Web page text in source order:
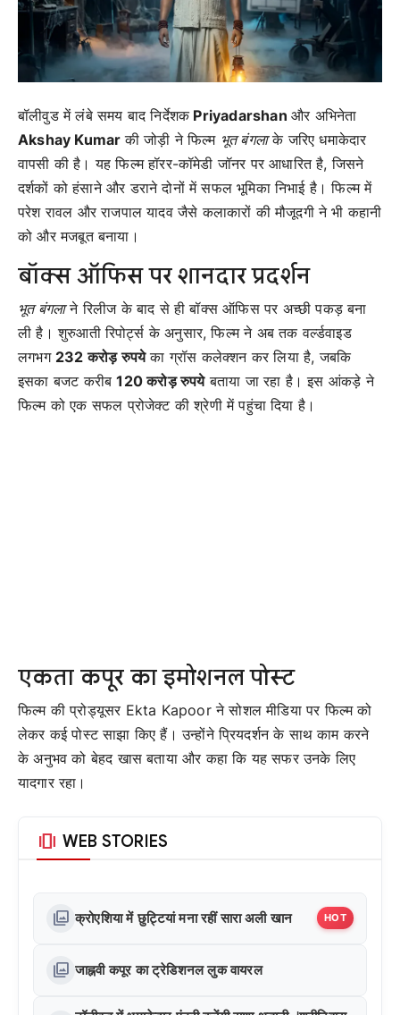
बॉलीवुड में लंबे समय बाद निर्देशक Priyadarshan और अभिनेता
Akshay Kumar की जोड़ी ने फिल्म भूत बंगलाके जरिए धमाकेदार
वापसी की है। यह फिल्म हॉरर-कॉमेडी जॉनर पर आधारित है, जिसने
दर्शकों को हंसाने और डराने दोनों में सफल भूमिका निभाई है। फिल्म में
परेश रावल और राजपाल यादव जैसे कलाकारों की मौजूदगी ने भी कहानी
को और मजबूत बनाया।
बॉक्स ऑफिस पर शानदार प्रदर्शन
भूत बंगलाने रिलीज के बाद से ही बॉक्स ऑफिस पर अच्छी पकड़ बना
ली है। शुरुआती रिपोर्ट्स के अनुसार, फिल्म ने अब तक वर्ल्डवाइड
लगभग 232 करोड़ रुपयेका ग्रॉस कलेक्शन कर लिया है, जबकि
इसका बजट करीब120 करोड़ रुपयेबताया जा रहा है। इस आंकड़े ने
फिल्म को एक सफल प्रोजेक्ट की श्रेणी में पहुंचा दिया है।
एकता कपूर का इमोशनल पोस्ट
फिल्म की प्रोड्यूसर Ekta Kapoorने सोशल मीडिया पर फिल्म को
लेकर कई पोस्ट साझा किए हैं। उन्होंने प्रियदर्शन के साथ काम करने
के अनुभव को बेहद खास बताया और कहा कि यह सफर उनके लिए
यादगार रहा।
amp_stories WEB STORIES
photo_library क्रोएशिया में छुट्टियां मना रहीं सारा अली खान HOT
photo_library जाह्नवी कपूर का ट्रेडिशनल लुक वायरल